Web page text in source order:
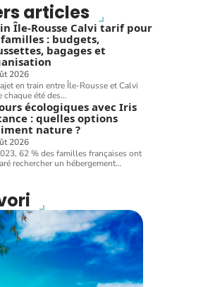
articles
Île-Rousse Calvi tarif pour
: budgets,
bagages et
2026
en train entre Île-Rousse et Calvi
chaque été des…
écologiques avec Iris
: quelles options
nature ?
2026
62 % des familles françaises ont
rechercher un hébergement…